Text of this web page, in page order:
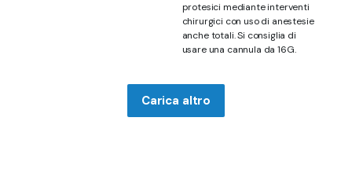
protesici mediante interventi
chirurgici con uso di anestesie
anche totali. Si consiglia di
usare una cannula da 16G.
Carica altro